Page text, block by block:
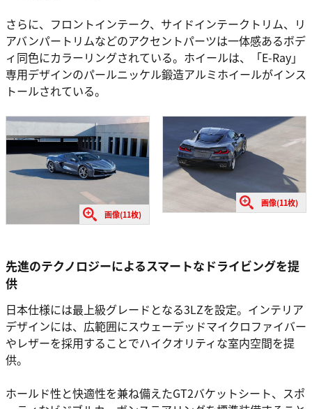
さらに、フロントインテーク、サイドインテークトリム、リ
アバンパートリムなどのアクセントパーツは一体感あるボデ
ィ同色にカラーリングされている。ホイールは、「E-Ray」
専用デザインのパールニッケル鍛造アルミホイールがインス
トールされている。
画像(11枚)
画像(11枚)
先進のテクノロジーによるスマートなドライビングを提
供
日本仕様には最上級グレードとなる3LZを設定。インテリア
デザインには、広範囲にスウェーデッドマイクロファイバー
やレザーを採用することでハイクオリティな室内空間を提
供。
ホールド性と快適性を兼ね備えたGT2バケットシート、スポ